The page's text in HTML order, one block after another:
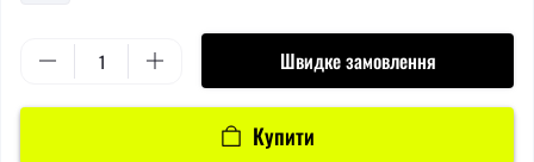
Швидке замовлення
Купити